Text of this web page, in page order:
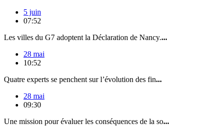
5 juin
07:52
Les villes du G7 adoptent la Déclaration de Nancy....
28 mai
10:52
Quatre experts se penchent sur l’évolution des fin...
28 mai
09:30
Une mission pour évaluer les conséquences de la so...